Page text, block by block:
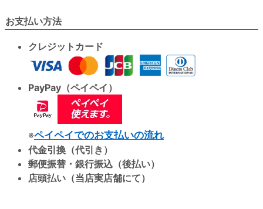
お支払い方法
クレジットカード
PayPay（ペイペイ）
※ペイペイでのお支払いの流れ
代金引換（代引き）
郵便振替・銀行振込（後払い）
店頭払い（当店実店舗にて）